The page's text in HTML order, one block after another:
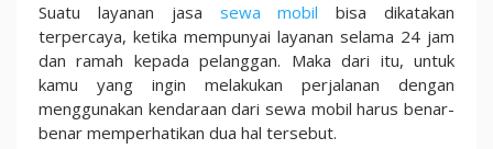
Suatu layanan jasa
sewa mobil bisa dikatakan
terpercaya, ketika mempunyai layanan selama 24 jam
dan ramah kepada pelanggan. Maka dari itu, untuk
kamu yang ingin melakukan perjalanan dengan
menggunakan kendaraan dari sewa mobil harus benar-
benar memperhatikan dua hal tersebut.